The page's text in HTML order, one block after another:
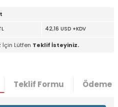
42,16 USD +KDV
İçin Lütfen Teklif İsteyiniz.
Teklif Formu Ödeme